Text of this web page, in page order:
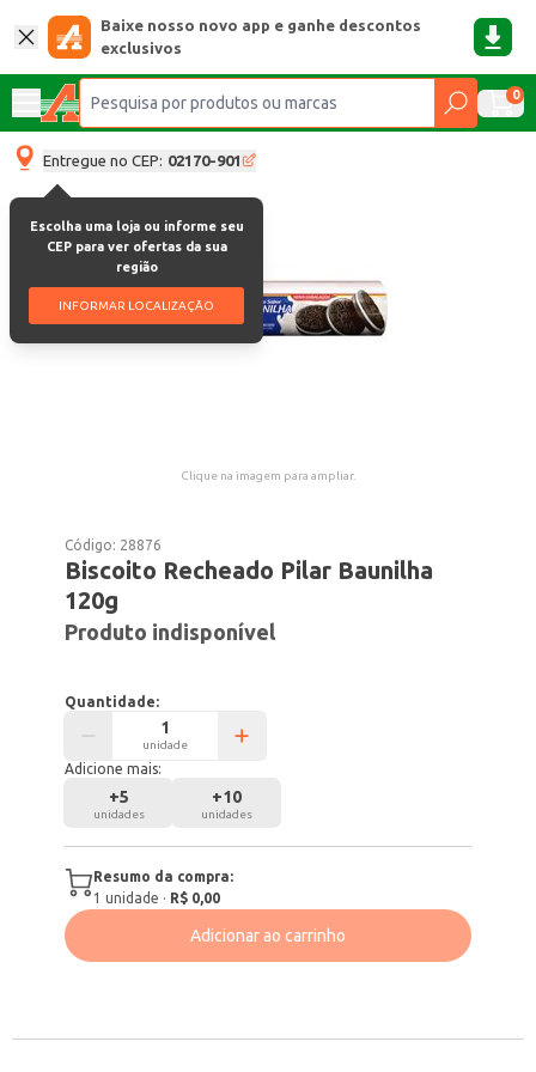
Baixe nosso novo app e ganhe descontos
exclusivos
0
Entregue no CEP: 02170-901
Escolha uma loja ou informe seu
CEP para ver ofertas da sua
região
INFORMAR LOCALIZAÇÃO
Clique na imagem para ampliar.
Código: 28876
Biscoito Recheado Pilar Baunilha
120g
Produto indisponível
Quantidade:
unidade
Adicione mais:
+5
unidades
+10
unidades
Resumo da compra:
1 unidade · R$ 0,00
Adicionar ao carrinho